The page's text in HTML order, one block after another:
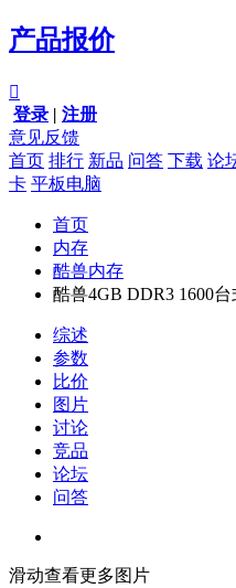
产品报价

登录 | 注册
意见反馈
首页 排行 新品 问答 下载 论
卡 平板电脑
首页
内存
酷兽内存
酷兽4GB DDR3 1600
综述
参数
比价
图片
讨论
竞品
论坛
问答
滑动查看更多图片